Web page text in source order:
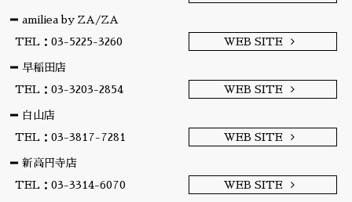
amiliea by ZA/ZA
TEL：03-5225-3260
WEB SITE
早稲田店
TEL：03-3203-2854
WEB SITE
白山店
TEL：03-3817-7281
WEB SITE
新高円寺店
TEL：03-3314-6070
WEB SITE